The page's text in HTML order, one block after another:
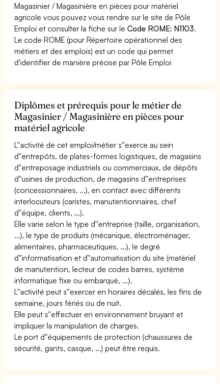
Magasinier / Magasinière en pièces pour matériel
agricole vous pouvez vous rendre sur le site de Pôle
Emploi et consulter la fiche sur leCode ROME: N1103.
Le code ROME (pour Répertoire opérationnel des
métiers et des emplois) est un code qui permet
d'identifier de manière précise par Pôle Emploi
Diplômes et prérequis pour le métier de
Magasinier / Magasinière en pièces pour
matériel agricole
L''activité de cet emploi/métier s''exerce au sein
d''entrepôts, de plates-formes logistiques, de magasins
d''entreposage industriels ou commerciaux, de dépôts
d''usines de production, de magasins d''entreprises
(concessionnaires, ...), en contact avec différents
interlocuteurs (caristes, manutentionnaires, chef
d''équipe, clients, ...).
Elle varie selon le type d''entreprise (taille, organisation,
...), le type de produits (mécanique, électroménager,
alimentaires, pharmaceutiques, ...), le degré
d''informatisation et d''automatisation du site (matériel
de manutention, lecteur de codes barres, système
informatique fixe ou embarqué, ...).
L''activité peut s''exercer en horaires décalés, les fins de
semaine, jours fériés ou de nuit.
Elle peut s''effectuer en environnement bruyant et
impliquer la manipulation de charges.
Le port d''équipements de protection (chaussures de
sécurité, gants, casque, ...) peut être requis.